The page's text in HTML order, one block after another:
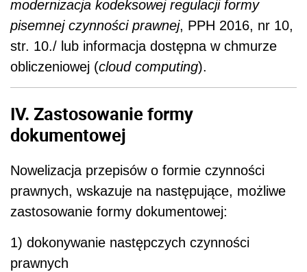
modernizacja kodeksowej regulacji formy
pisemnej czynności prawnej, PPH 2016, nr 10,
str. 10./ lub informacja dostępna w chmurze
obliczeniowej (cloud computing).
IV. Zastosowanie formy
dokumentowej
Nowelizacja przepisów o formie czynności
prawnych, wskazuje na następujące, możliwe
zastosowanie formy dokumentowej:
1) dokonywanie następczych czynności
prawnych